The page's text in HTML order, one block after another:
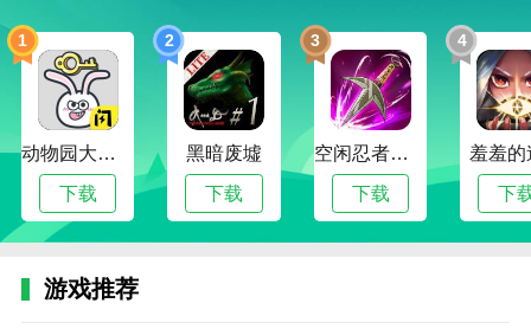
4、丰富的奖励系统和球体定制选项，玩家可以通
过解锁新道具、音乐和外观来增强游戏的趣味性。
音乐弹弹球安卓版本游戏内容
1、多个关卡和音乐：游戏包含丰富的关卡，每一
关都有独特的背景音乐和挑战元素，玩家需要跟随节奏
跳跃并收集音符；
2、音符收集与解锁：玩家在闯关的过程中可以收
集音符，用于解锁新的歌曲、球体外观或者其他奖励；
1
动物园大冒险
下载
2
黑暗废墟
下载
3
空闲忍者传奇
下载
4
羞羞的
下
游戏推荐